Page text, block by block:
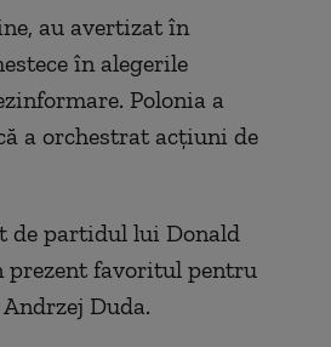
au avertizat în
în alegerile
Polonia a
a orchestrat acţiuni de
de partidul lui Donald
prezent favoritul pentru
Duda.